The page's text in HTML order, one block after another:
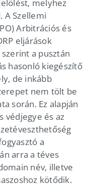
melyhez
A Szellemi
Arbitrációs és
eljárások
a pusztán
hasonló kiegészítő
de inkább
nem tölt be
során. Ez alapján
védjegye és az
a
arra a téves
név, illetve
kötődik.